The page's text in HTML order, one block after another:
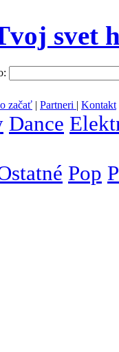
svet
začať | Partneri | Kontakt
Dance
Pop